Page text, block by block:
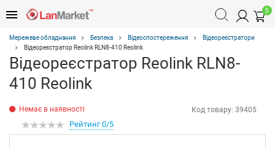
0
Мережеве обладнання Безпека Відеоспостереження
Відеореєстратори
Відеореєстратор Reolink RLN8-410 Reolink
Відеореєстратор Reolink RLN8-
410 Reolink
Немає в наявності Код товару: 39405
Рейтинг 0/5